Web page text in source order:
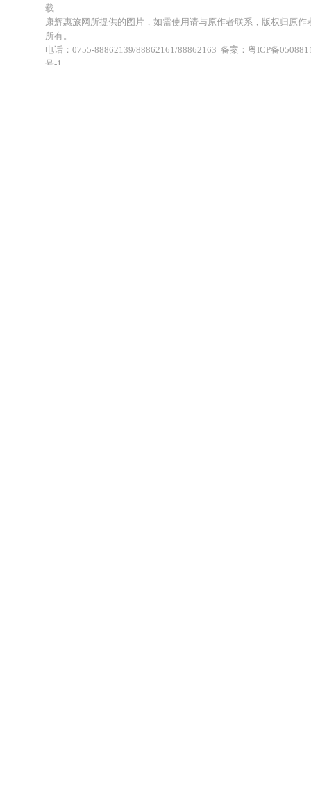
载
康辉惠旅网所提供的图片，如需使用请与原作者联系，版权归原作
所有。
电话：0755-88862139/88862161/88862163 备案：粤ICP备
号-1